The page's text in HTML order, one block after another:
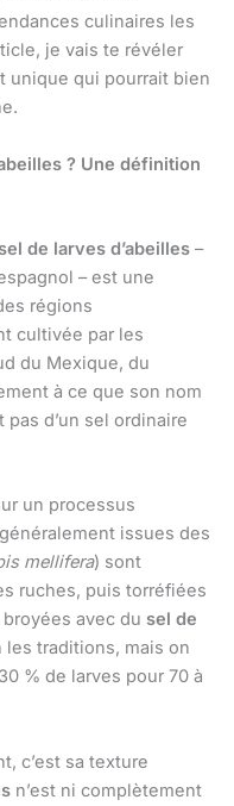
culinaires les
je vais te révéler
unique qui pourrait bien
? Une définition
sel de larves d’abeilles –
– est une
régions
cultivée par les
du Mexique, du
à ce que son nom
pas d’un sel ordinaire
un processus
issues des
mellifera) sont
ruches, puis torréfiées
avec du sel de
les traditions, mais on
% de larves pour 70 à
c’est sa texture
n’est ni complètement